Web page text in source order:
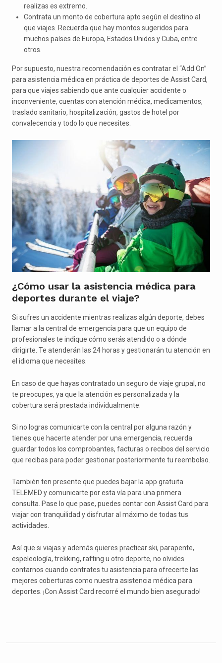
realizas es extremo.
Contrata un monto de cobertura apto según el destino al
que viajes. Recuerda que hay montos sugeridos para
muchos países de Europa, Estados Unidos y Cuba, entre
otros.
Por supuesto, nuestra recomendación es contratar el “Add On”
para asistencia médica en práctica de deportes de Assist Card,
para que viajes sabiendo que ante cualquier accidente o
inconveniente, cuentas con atención médica, medicamentos,
traslado sanitario, hospitalización, gastos de hotel por
convalecencia y todo lo que necesites.
¿Cómo usar la asistencia médica para
deportes durante el viaje?
Si sufres un accidente mientras realizas algún deporte, debes
llamar a la central de emergencia para que un equipo de
profesionales te indique cómo serás atendido o a dónde
dirigirte. Te atenderán las 24 horas y gestionarán tu atención en
el idioma que necesites.
En caso de que hayas contratado un seguro de viaje grupal, no
te preocupes, ya que la atención es personalizada y la
cobertura será prestada individualmente.
Si no logras comunicarte con la central por alguna razón y
tienes que hacerte atender por una emergencia, recuerda
guardar todos los comprobantes, facturas o recibos del servicio
que recibas para poder gestionar posteriormente tu reembolso.
También ten presente que puedes bajar la app gratuita
TELEMED y comunicarte por esta vía para una primera
consulta. Pase lo que pase, puedes contar con Assist Card para
viajar con tranquilidad y disfrutar al máximo de todas tus
actividades.
Así que si viajas y además quieres practicar ski, parapente,
espeleología, trekking, rafting u otro deporte, no olvides
contarnos cuando contrates tu asistencia para ofrecerte las
mejores coberturas como nuestra asistencia médica para
deportes. ¡Con Assist Card recorré el mundo bien asegurado!